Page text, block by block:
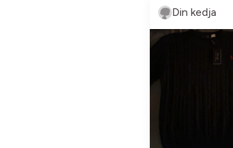
Din kedja